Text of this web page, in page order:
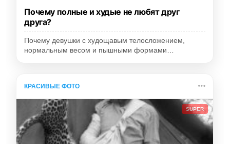
Почему полные и худые не любят друг
друга?
Почему девушки с худощавым телосложением,
нормальным весом и пышными формами…
КРАСИВЫЕ ФОТО
SUPER